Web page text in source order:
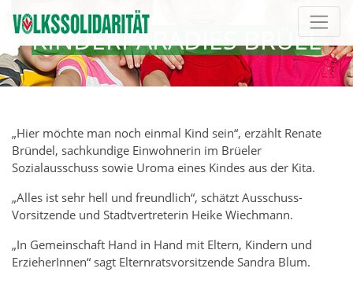
Direkt zur Hauptnavigation springen
Direkt zum Inhalt springen
KINDERPARADIES BRÜEL
„Hier möchte man noch einmal Kind sein“, erzählt Renate
Bründel, sachkundige Einwohnerin im Brüeler
Sozialausschuss sowie Uroma eines Kindes aus der Kita.
„Alles ist sehr hell und freundlich“, schätzt Ausschuss-
Vorsitzende und Stadtvertreterin Heike Wiechmann.
„In Gemeinschaft Hand in Hand mit Eltern, Kindern und
ErzieherInnen“ sagt Elternratsvorsitzende Sandra Blum.